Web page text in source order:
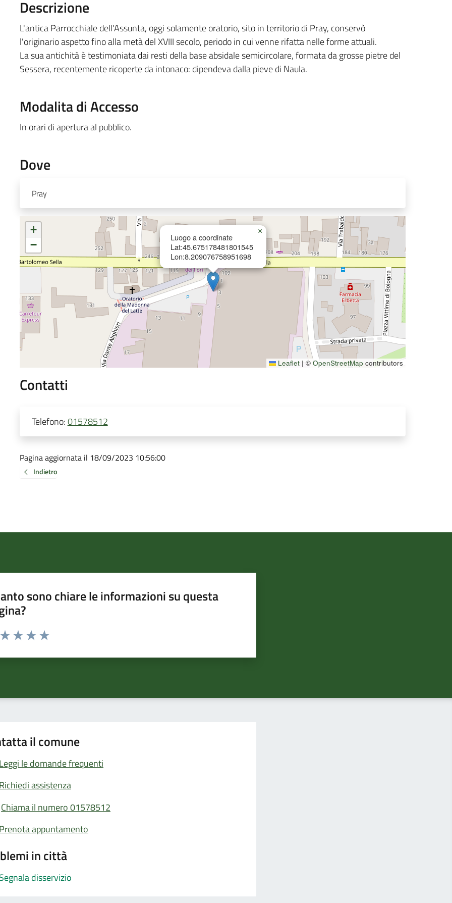
Descrizione
L'antica Parrocchiale dell'Assunta, oggi solamente oratorio, sito in territorio di Pray, conservò
l'originario aspetto fino alla metà del XVIII secolo, periodo in cui venne rifatta nelle forme attuali.
La sua antichità è testimoniata dai resti della base absidale semicircolare, formata da grosse pietre del
Sessera, recentemente ricoperte da intonaco: dipendeva dalla pieve di Naula.
Modalita di Accesso
In orari di apertura al pubblico.
Dove
Pray
Luogo a coordinate
Lat:45.675178481801545
Lon:8.209076758951698
×
+
−
Leaflet | © OpenStreetMap contributors
Contatti
Telefono:01578512
Pagina aggiornata il 18/09/2023 10:56:00
Indietro
sono chiare le informazioni su questa
da 1 a 5 stelle la pagina
il comune
Leggi le domande frequenti
Richiedi assistenza
Chiama il numero 01578512
Prenota appuntamento
in città
Segnala disservizio